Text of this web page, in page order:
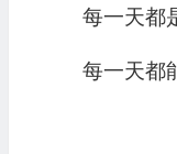
每一天都
每一天都